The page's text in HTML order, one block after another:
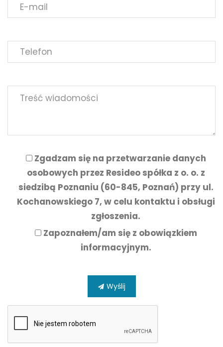
Zgadzam się na przetwarzanie danych
osobowych przez Resideo spółka z o. o. z
siedzibą Poznaniu (60-845, Poznań) przy ul.
Kochanowskiego 7, w celu kontaktu i obsługi
zgłoszenia.
Zapoznałem/am się z obowiązkiem
informacyjnym.
Wyślij